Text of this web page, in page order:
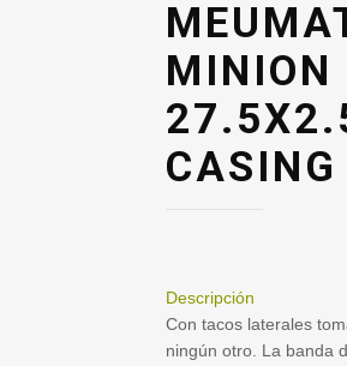
MINION
CASING
Descripción
Con tacos laterales
ningún otro. La banda